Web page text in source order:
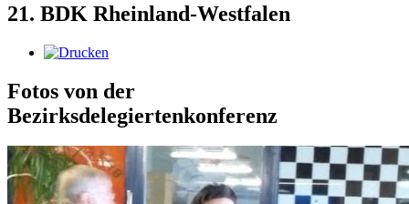
21. BDK Rheinland-Westfalen
Fotos von der
Bezirksdelegiertenkonferenz